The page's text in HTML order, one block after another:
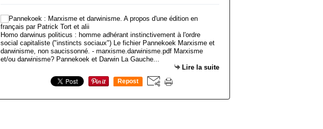
Homo darwinus politicus : homme adhérant instinctivement à l'ordre
social capitaliste ("instincts sociaux") Le fichier Pannekoek Marxisme et
darwinisme, non saucissonné. - marxisme.darwinisme.pdf Marxisme
et/ou darwinisme? Pannekoek et Darwin La Gauche...
Lire la suite
Repost